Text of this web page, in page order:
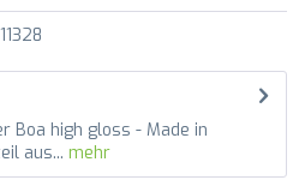
Boa high gloss - Made in
aus... mehr